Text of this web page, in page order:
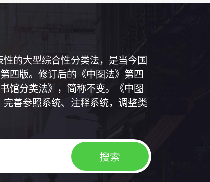
的大型综合性分类法，是当今国
四版。修订后的《中图法》第四
馆分类法》，简称不变。《中图
善参照系统、注释系统，调整类